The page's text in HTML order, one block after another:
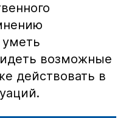
возможные
действовать в